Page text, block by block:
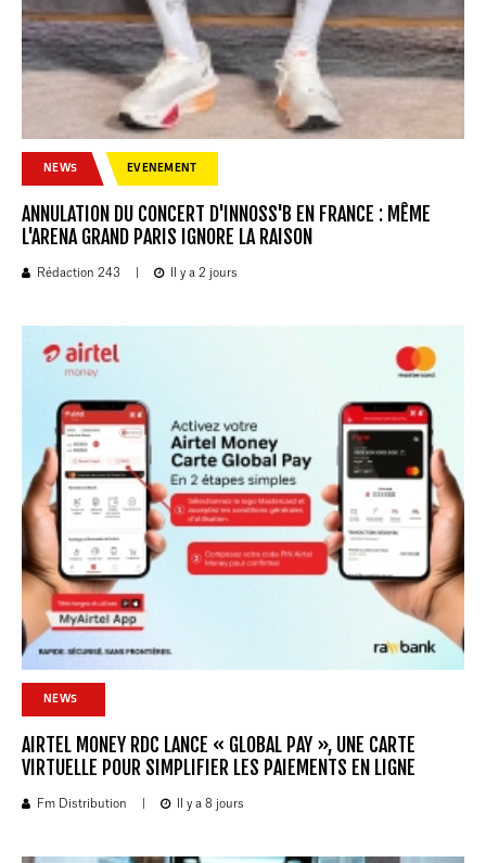
NEWS EVENEMENT
ANNULATION DU CONCERT D'INNOSS'B EN FRANCE : MÊME
L'ARENA GRAND PARIS IGNORE LA RAISON
Rédaction 243 Il y a 2 jours
NEWS
AIRTEL MONEY RDC LANCE « GLOBAL PAY », UNE CARTE
VIRTUELLE POUR SIMPLIFIER LES PAIEMENTS EN LIGNE
Fm Distribution Il y a 8 jours